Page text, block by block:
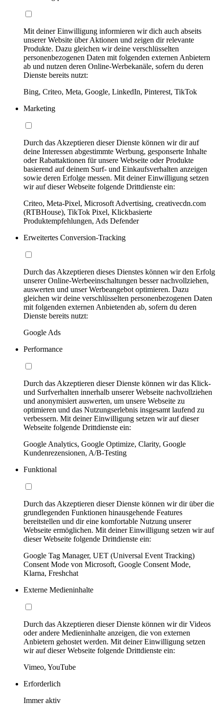
Mit deiner Einwilligung informieren wir dich auch abseits
unserer Website über Aktionen und zeigen dir relevante
Produkte. Dazu gleichen wir deine verschlüsselten
personenbezogenen Daten mit folgenden externen Anbietern
ab und nutzen deren Online-Werbekanäle, sofern du deren
Dienste bereits nutzt:
Bing, Criteo, Meta, Google, LinkedIn, Pinterest, TikTok
Marketing
Durch das Akzeptieren dieser Dienste können wir dir auf
deine Interessen abgestimmte Werbung, gesponserte Inhalte
oder Rabattaktionen für unsere Webseite oder Produkte
basierend auf deinem Surf- und Einkaufsverhalten anzeigen
sowie deren Erfolge messen. Mit deiner Einwilligung setzen
wir auf dieser Webseite folgende Drittdienste ein:
Criteo, Meta-Pixel, Microsoft Advertising, creativecdn.com
(RTBHouse), TikTok Pixel, Klickbasierte
Produktempfehlungen, Ads Defender
Erweitertes Conversion-Tracking
Durch das Akzeptieren dieses Dienstes können wir den Erfolg
unserer Online-Werbeeinschaltungen besser nachvollziehen,
auswerten und unser Werbeangebot optimieren. Dazu
gleichen wir deine verschlüsselten personenbezogenen Daten
mit folgenden externen Anbietenden ab, sofern du deren
Dienste bereits nutzt:
Google Ads
Performance
Durch das Akzeptieren dieser Dienste können wir das Klick-
und Surfverhalten innerhalb unserer Webseite nachvollziehen
und anonymisiert auswerten, um unsere Webseite zu
optimieren und das Nutzungserlebnis insgesamt laufend zu
verbessern. Mit deiner Einwilligung setzen wir auf dieser
Webseite folgende Drittdienste ein:
Google Analytics, Google Optimize, Clarity, Google
Kundenrezensionen, A/B-Testing
Funktional
Durch das Akzeptieren dieser Dienste können wir dir über die
grundlegenden Funktionen hinausgehende Features
bereitstellen und dir eine komfortable Nutzung unserer
Webseite ermöglichen. Mit deiner Einwilligung setzen wir auf
dieser Webseite folgende Drittdienste ein:
Google Tag Manager, UET (Universal Event Tracking)
Consent Mode von Microsoft, Google Consent Mode,
Klarna, Freshchat
Externe Medieninhalte
Durch das Akzeptieren dieser Dienste können wir dir Videos
oder andere Medieninhalte anzeigen, die von externen
Anbietern gehostet werden. Mit deiner Einwilligung setzen
wir auf dieser Webseite folgende Drittdienste ein:
Vimeo, YouTube
Erforderlich
Immer aktiv